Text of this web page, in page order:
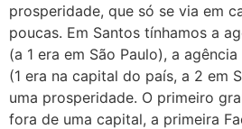
prosperidade, que só se via em
poucas. Em Santos tínhamos a
(a 1 era em São Paulo), a
(1 era na capital do país, a 2 em
uma prosperidade. O primeiro
fora de uma capital, a primeira